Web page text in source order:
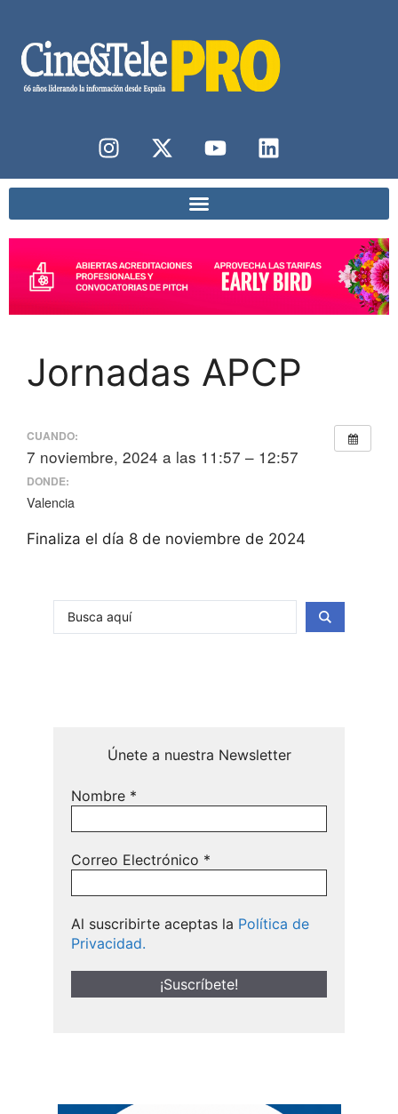
Jornadas APCP
CUANDO:
7 noviembre, 2024 a las 11:57 – 12:57
DONDE:
Valencia
Finaliza el día 8 de noviembre de 2024
Únete a nuestra Newsletter
Nombre *
Correo Electrónico *
Al suscribirte aceptas la Política de
Privacidad.